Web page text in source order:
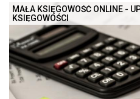
MAŁA KSIĘGOWOŚĆ ONLINE -
KSIĘGOWOŚCI